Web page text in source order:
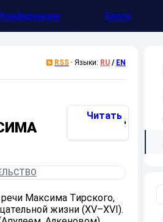
Конференции Блоги
RSS · Языки: RU / EN
Читать
Максима Тирского,
жизни (XV–XVI).